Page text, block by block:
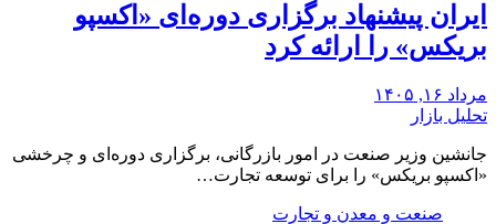
ایران پیشنهاد برگزاری دوره‌ای «اکسپو
بریکس» را ارائه کرد
مرداد ۱۶, ۱۴۰۵
تحلیل بازار
جانشین وزیر صنعت در امور بازرگانی، برگزاری دوره‌ای و چرخشی
«اکسپو بریکس» را برای توسعه تجارت…
صنعت و معدن و تجارت